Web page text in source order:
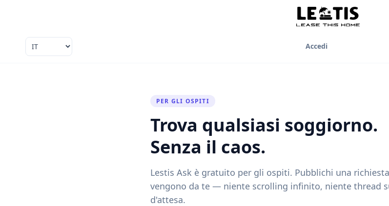
Language Accedi
PER GLI OSPITI
Trova qualsiasi soggiorno.
Senza il caos.
Lestis Ask è gratuito per gli ospiti. Pubblichi una
vengono da te — niente scrolling infinito, niente thread
d'attesa.